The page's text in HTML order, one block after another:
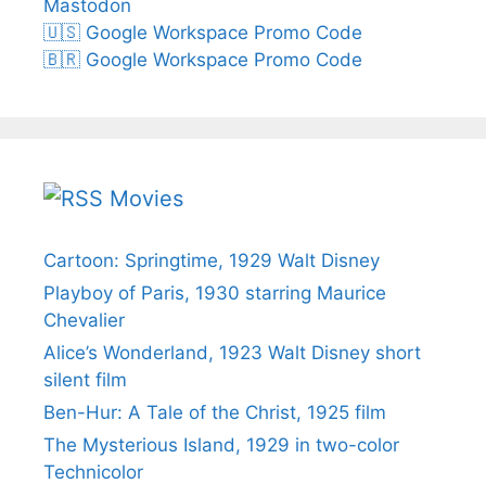
Mastodon
🇺🇸 Google Workspace Promo Code
🇧🇷 Google Workspace Promo Code
Movies
Cartoon: Springtime, 1929 Walt Disney
Playboy of Paris, 1930 starring Maurice
Chevalier
Alice’s Wonderland, 1923 Walt Disney short
silent film
Ben-Hur: A Tale of the Christ, 1925 film
The Mysterious Island, 1929 in two-color
Technicolor